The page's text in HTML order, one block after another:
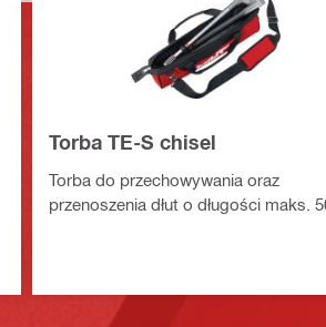
Torba TE-S chisel
Torba do przechowywania oraz
przenoszenia dłut o długości maks.